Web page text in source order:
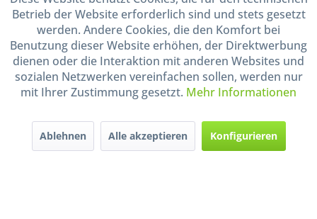
Shop Service
Informationen
Handel mit BIO-Weinen
durch DE-ÖKO-009
Betrieb der Website erforderlich sind und stets gesetzt
werden. Andere Cookies, die den Komfort bei
Benutzung dieser Website erhöhen, der Direktwerbung
dienen oder die Interaktion mit anderen Websites und
sozialen Netzwerken vereinfachen sollen, werden nur
mit Ihrer Zustimmung gesetzt. Mehr Informationen
Ablehnen Alle akzeptieren Konfigurieren